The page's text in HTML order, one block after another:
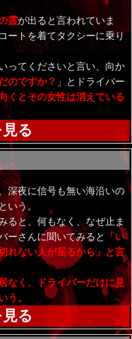
霊が出ると言われていま
ートを着てタクシーに乗り
ってくださいと言い、向か
のですか？ 」とドライバー
くとその女性は消えている
る
深夜に信号も無い海沿いの
いう。
ると、何もなく、なぜ止ま
ーさんに聞いてみると
「い
れない人が居るから」と言
なく、ドライバーだけに見
う。
る